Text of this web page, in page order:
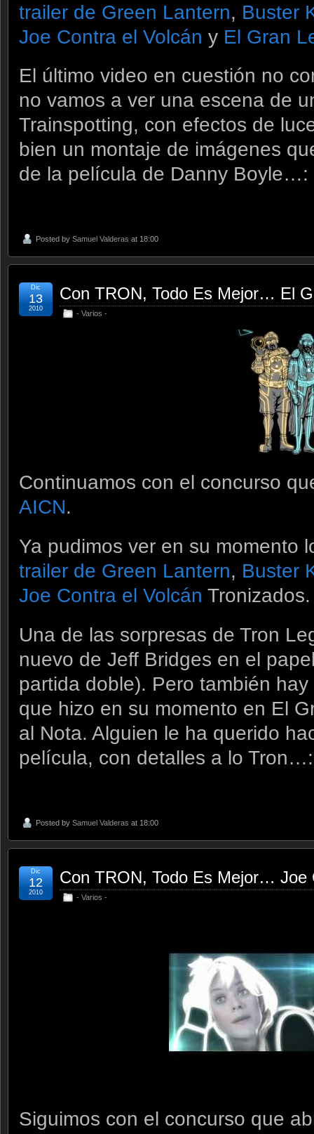
trailer de Green Lantern, Buster
Joe Contra el Volcán y El Gran
El último video en cuestión no
no vamos a ver una escena de
Trainspotting, con efectos de
bien un montaje de imágenes
de la película de Danny Boyle…:
Posted by Samuel Valderas at 18:00
Con TRON, Todo Es Mejor… El
- Varios -
Dic
13
2010
Continuamos con el concurso
AICN.
Ya pudimos ver en su momento
trailer de Green Lantern, Buster
Joe Contra el Volcán Tronizados.
Una de las sorpresas de Tron
nuevo de Jeff Bridges en el
partida doble). Pero también
que hizo en su momento en El
al Nota. Alguien le ha querido
película, con detalles a lo Tron…:
Posted by Samuel Valderas at 18:00
Con TRON, Todo Es Mejor… Joe
- Varios -
Dic
12
2010
Siguimos con el concurso que